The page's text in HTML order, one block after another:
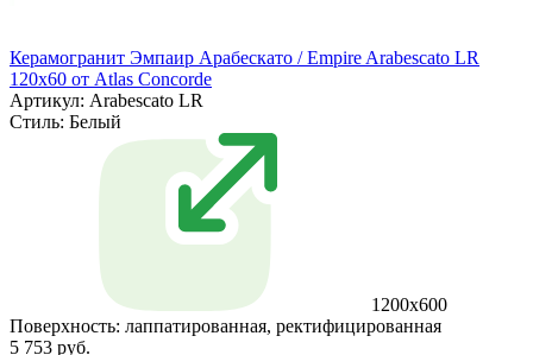
Керамогранит Эмпаир Арабескато / Empire Arabescato LR
120x60 от Atlas Concorde
Артикул: Arabescato LR
Стиль: Белый
1200x600
Поверхность: лаппатированная, ректифицированная
5 753 руб.